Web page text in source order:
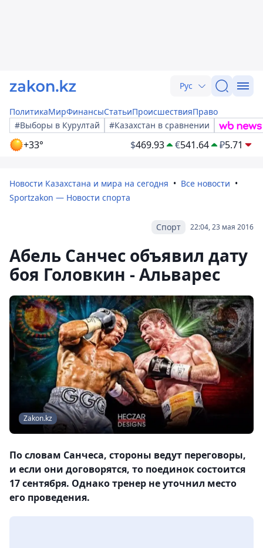
Рус
ПолитикаМирФинансыСтатьиПроисшествияПраво
#Выборы в Курултай
#Казахстан в сравнении
+33° $469.93 €541.64 ₽5.71
Новости Казахстана и мира на сегодня
Все новости
Sportzakon — Новости спорта
22:04, 23 мая 2016
Спорт
Абель Санчес объявил дату
боя Головкин - Альварес
Zakon.kz
По словам Санчеса, стороны ведут переговоры,
и если они договорятся, то поединок состоится
17 сентября. Однако тренер не уточнил место
его проведения.